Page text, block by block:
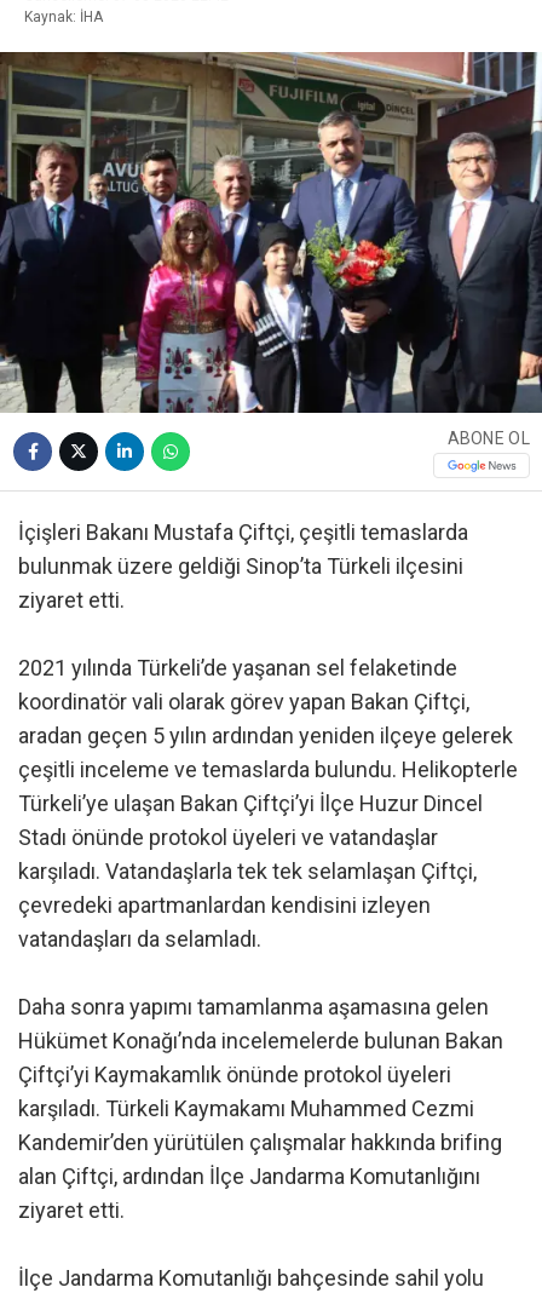
Kaynak: İHA
ABONE OL
İçişleri Bakanı Mustafa Çiftçi, çeşitli temaslarda
bulunmak üzere geldiği Sinop’ta Türkeli ilçesini
ziyaret etti.
2021 yılında Türkeli’de yaşanan sel felaketinde
koordinatör vali olarak görev yapan Bakan Çiftçi,
aradan geçen 5 yılın ardından yeniden ilçeye gelerek
çeşitli inceleme ve temaslarda bulundu. Helikopterle
Türkeli’ye ulaşan Bakan Çiftçi’yi İlçe Huzur Dincel
Stadı önünde protokol üyeleri ve vatandaşlar
karşıladı. Vatandaşlarla tek tek selamlaşan Çiftçi,
çevredeki apartmanlardan kendisini izleyen
vatandaşları da selamladı.
Daha sonra yapımı tamamlanma aşamasına gelen
Hükümet Konağı’nda incelemelerde bulunan Bakan
Çiftçi’yi Kaymakamlık önünde protokol üyeleri
karşıladı. Türkeli Kaymakamı Muhammed Cezmi
Kandemir’den yürütülen çalışmalar hakkında brifing
alan Çiftçi, ardından İlçe Jandarma Komutanlığını
ziyaret etti.
İlçe Jandarma Komutanlığı bahçesinde sahil yolu